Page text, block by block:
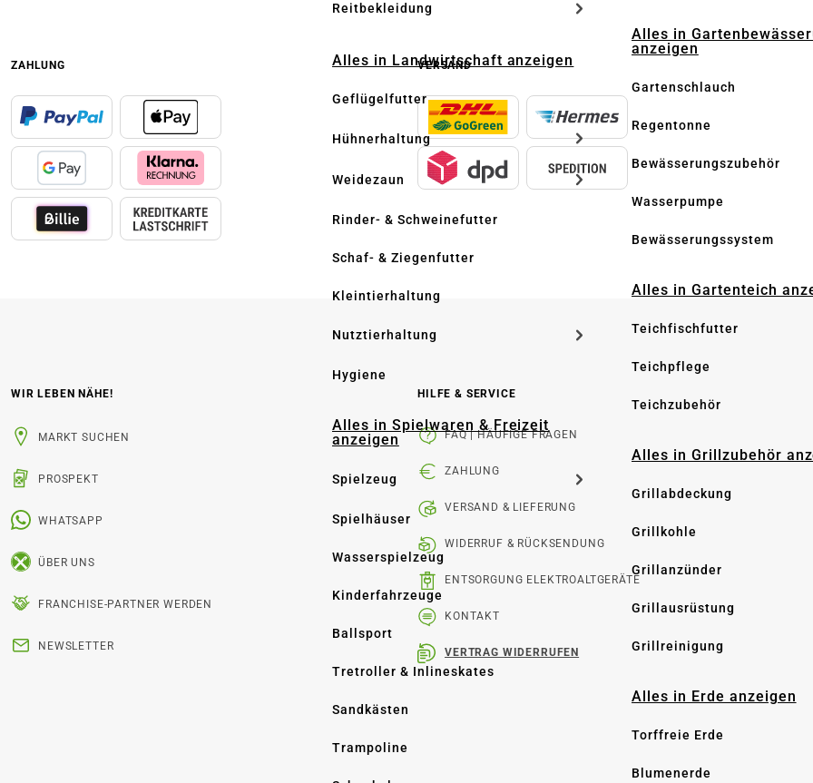
Reitbekleidung
Alles in Landwirtschaft anzeigen
Geflügelfutter
Hühnerhaltung
Weidezaun
Rinder- & Schweinefutter
Schaf- & Ziegenfutter
Kleintierhaltung
Nutztierhaltung
Hygiene
Alles in Spielwaren & Freizeit
anzeigen
Spielzeug
Spielhäuser
Wasserspielzeug
Kinderfahrzeuge
Ballsport
Tretroller & Inlineskates
Sandkästen
Trampoline
Alles in
anzeigen
Gartenschlauch
Regentonne
Bewässerungszubehör
Wasserpumpe
Bewässerungssystem
Alles in Gartenteich
Teichfischfutter
Teichpflege
Teichzubehör
Alles in Grillzubehör
Grillabdeckung
Grillkohle
Grillanzünder
Grillausrüstung
Grillreinigung
Alles in Erde anzeigen
Torffreie Erde
Blumenerde
ZAHLUNG VERSAND
WIR LEBEN NÄHE!
MARKT SUCHEN
PROSPEKT
WHATSAPP
ÜBER UNS
FRANCHISE-PARTNER WERDEN
NEWSLETTER
HILFE & SERVICE
FAQ | HÄUFIGE FRAGEN
ZAHLUNG
VERSAND & LIEFERUNG
WIDERRUF & RÜCKSENDUNG
ENTSORGUNG ELEKTROALTGERÄTE
KONTAKT
VERTRAG WIDERRUFEN